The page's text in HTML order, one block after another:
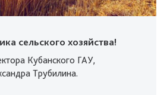
сельского хозяйства!
Кубанского ГАУ,
Трубилина.